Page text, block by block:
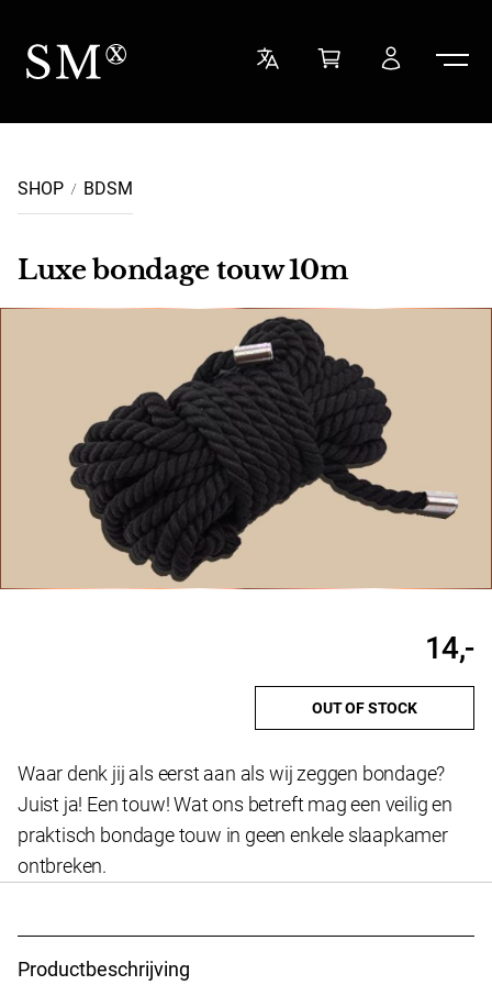
Sensual Minded
SHOP BDSM
Luxe bondage touw 10m
Waar denk jij als eerst aan als wij zeggen bondage?
Juist ja! Een touw! Wat ons betreft mag een veilig en
praktisch bondage touw in geen enkele slaapkamer
ontbreken.
14,-
OUT OF STOCK